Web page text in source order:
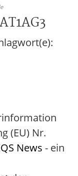
(EU) Nr.
News - ein